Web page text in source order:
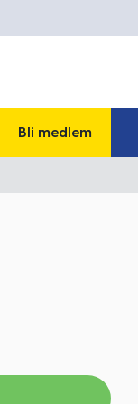
Bli medlem